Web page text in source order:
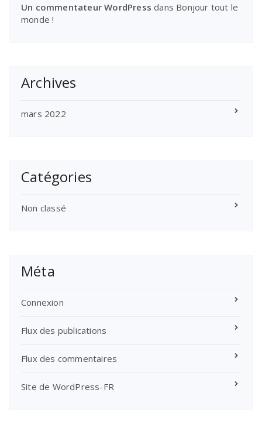
Un commentateur WordPress dans Bonjour tout le
monde !
Archives
mars 2022
Catégories
Non classé
Méta
Connexion
Flux des publications
Flux des commentaires
Site de WordPress-FR